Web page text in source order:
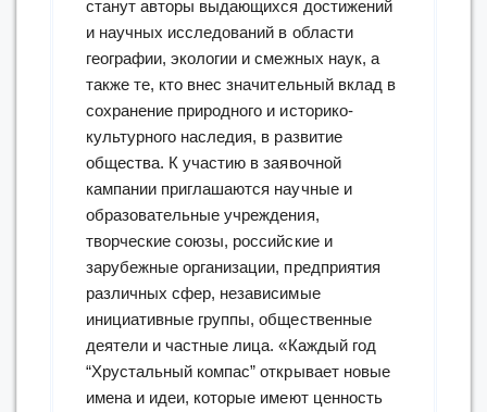
станут авторы выдающихся достижений
и научных исследований в области
географии, экологии и смежных наук, а
также те, кто внес значительный вклад в
сохранение природного и историко-
культурного наследия, в развитие
общества. К участию в заявочной
кампании приглашаются научные и
образовательные учреждения,
творческие союзы, российские и
зарубежные организации, предприятия
различных сфер, независимые
инициативные группы, общественные
деятели и частные лица. «Каждый год
“Хрустальный компас” открывает новые
имена и идеи, которые имеют ценность